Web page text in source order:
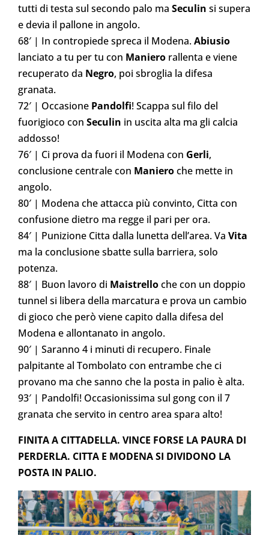
tutti di testa sul secondo palo ma Seculin si supera
e devia il pallone in angolo.
68′ | In contropiede spreca il Modena.Abiusio
lanciato a tu per tu con Maniero rallenta e viene
recuperato da Negro, poi sbroglia la difesa
granata.
72′ | Occasione Pandolfi! Scappa sul filo del
fuorigioco con Seculin in uscita alta ma gli calcia
addosso!
76′ | Ci prova da fuori il Modena con Gerli,
conclusione centrale con Manieroche mette in
angolo.
80′ | Modena che attacca più convinto, Citta con
confusione dietro ma regge il pari per ora.
84′ | Punizione Citta dalla lunetta dell’area. Va Vita
ma la conclusione sbatte sulla barriera, solo
potenza.
88′ | Buon lavoro di Maistrelloche con un doppio
tunnel si libera della marcatura e prova un cambio
di gioco che però viene capito dalla difesa del
Modena e allontanato in angolo.
90′ | Saranno 4 i minuti di recupero. Finale
palpitante al Tombolato con entrambe che ci
provano ma che sanno che la posta in palio è alta.
93′ | Pandolfi! Occasionissima sul gong con il 7
granata che servito in centro area spara alto!
FINITA A CITTADELLA. VINCE FORSE LA PAURA DI
PERDERLA. CITTA E MODENA SI DIVIDONO LA
POSTA IN PALIO.